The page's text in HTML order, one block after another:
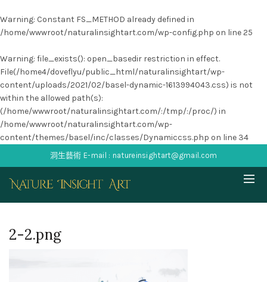
Warning: Constant FS_METHOD already defined in
/home/wwwroot/naturalinsightart.com/wp-config.php on line25
Warning: file_exists(): open_basedir restriction in effect.
File(/home4/doveflyu/public_html/naturalinsightart/wp-
content/uploads/2021/02/basel-dynamic-1613994043.css) is not
within the allowed path(s):
(/home/wwwroot/naturalinsightart.com/:/tmp/:/proc/) in
/home/wwwroot/naturalinsightart.com/wp-
content/themes/basel/inc/classes/Dynamiccss.php on line 34
洞生藝術 E-mail : natureinsightart@gmail.com
2-2.png